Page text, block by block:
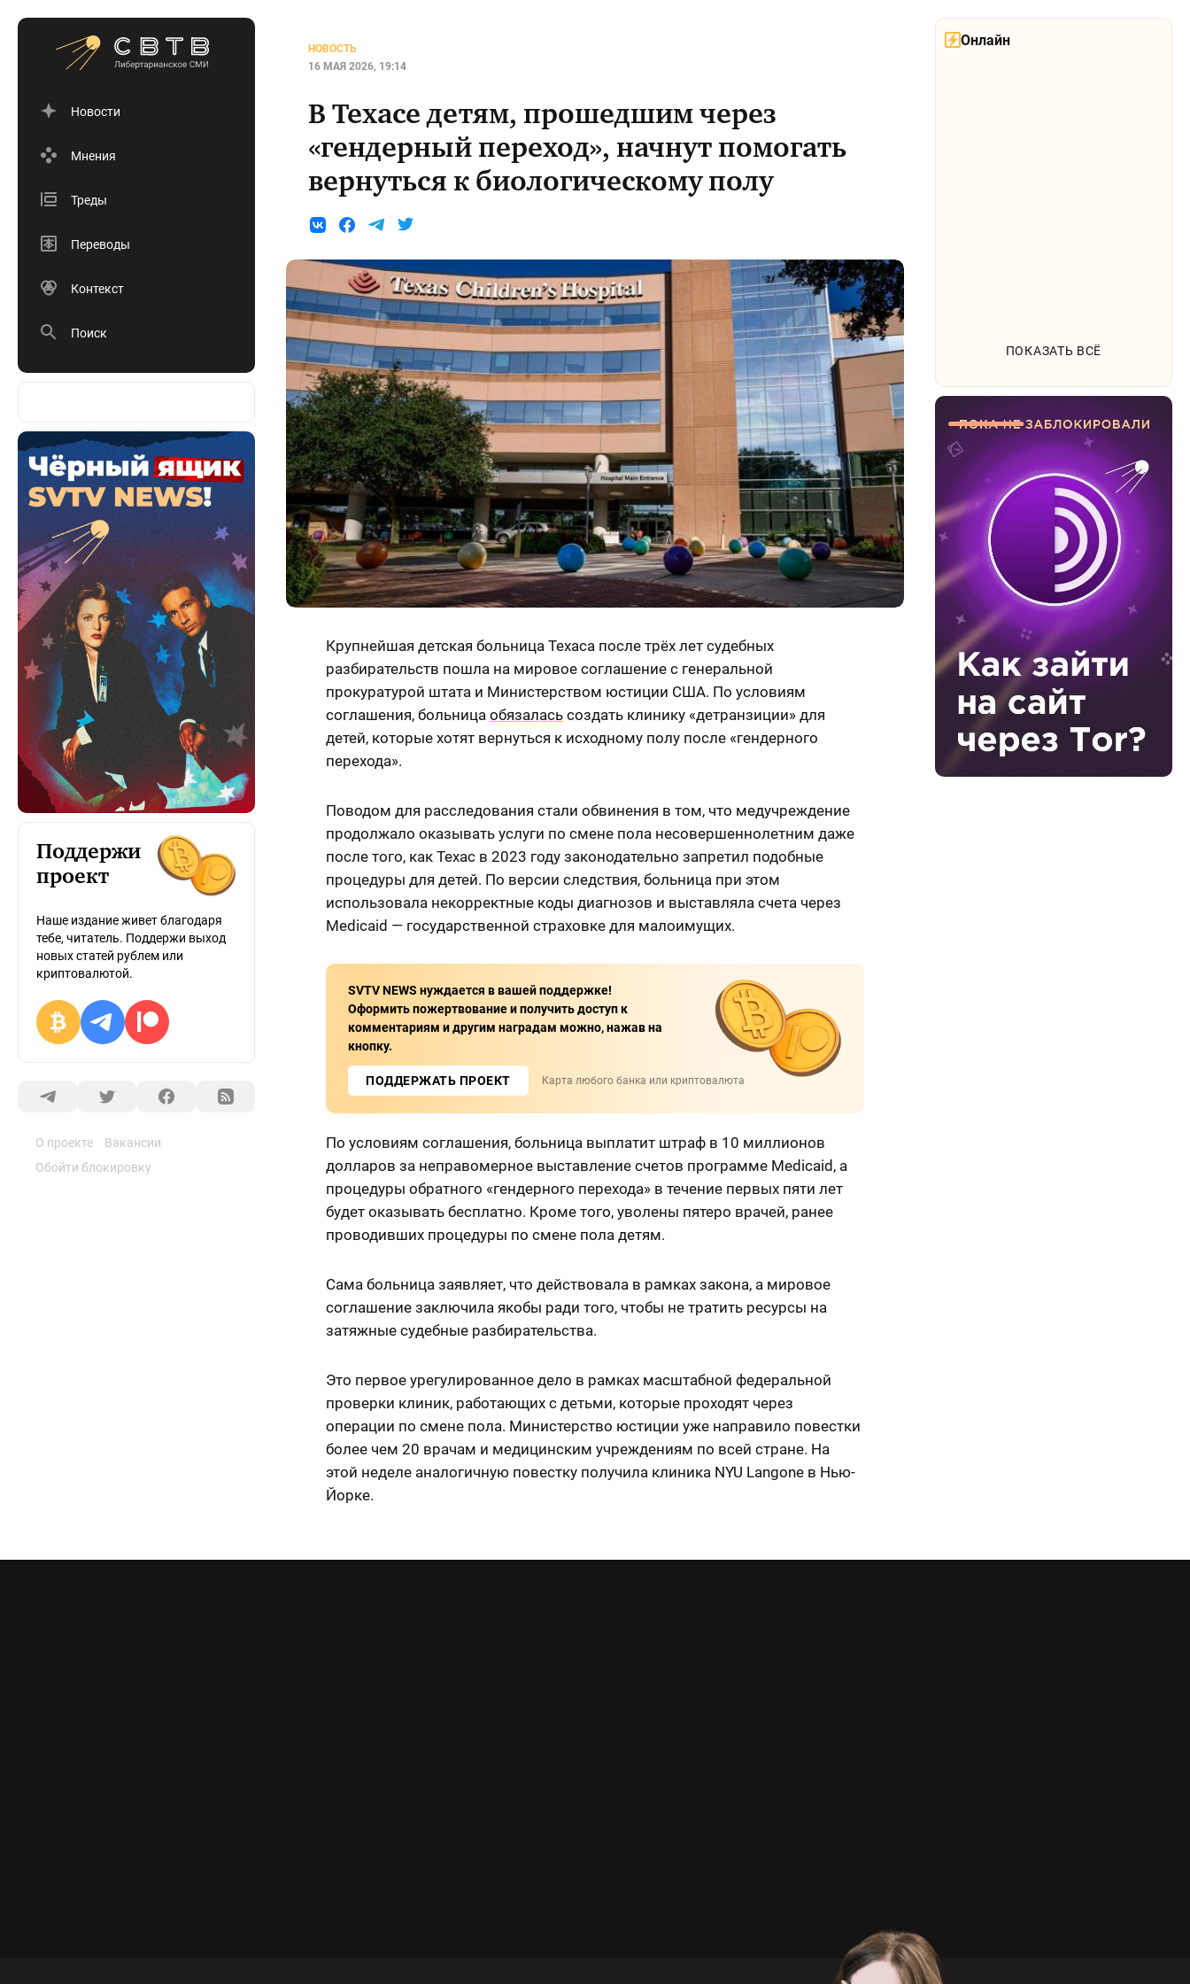
Новости
Мнения
Треды
Переводы
Контекст
Поиск
Поддержи
проект
Наше издание живет благодаря
тебе, читатель. Поддержи выход
новых статей рублем или
криптовалютой.
О проекте
Вакансии
Обойти блокировку
Онлайн
ПОКАЗАТЬ ВСЁ
НОВОСТЬ
16 МАЯ 2026, 19:14
В Техасе детям, прошедшим через
«гендерный переход», начнут помогать
вернуться к биологическому полу
Крупнейшая детская больница Техаса после трёх лет судебных
разбирательств пошла на мировое соглашение с генеральной
прокуратурой штата и Министерством юстиции США. По условиям
соглашения, больница обязалась создать клинику «детранзиции» для
детей, которые хотят вернуться к исходному полу после «гендерного
перехода».
Поводом для расследования стали обвинения в том, что медучреждение
продолжало оказывать услуги по смене пола несовершеннолетним даже
после того, как Техас в 2023 году законодательно запретил подобные
процедуры для детей. По версии следствия, больница при этом
использовала некорректные коды диагнозов и выставляла счета через
Medicaid — государственной страховке для малоимущих.
SVTV NEWS нуждается в вашей поддержке!
Оформить пожертвование и получить доступ к
комментариям и другим наградам можно, нажав на
кнопку.
ПОДДЕРЖАТЬ ПРОЕКТ Карта любого банка или криптовалюта
По условиям соглашения, больница выплатит штраф в 10 миллионов
долларов за неправомерное выставление счетов программе Medicaid, а
процедуры обратного «гендерного перехода» в течение первых пяти лет
будет оказывать бесплатно. Кроме того, уволены пятеро врачей, ранее
проводивших процедуры по смене пола детям.
Сама больница заявляет, что действовала в рамках закона, а мировое
соглашение заключила якобы ради того, чтобы не тратить ресурсы на
затяжные судебные разбирательства.
Это первое урегулированное дело в рамках масштабной федеральной
проверки клиник, работающих с детьми, которые проходят через
операции по смене пола. Министерство юстиции уже направило повестки
более чем 20 врачам и медицинским учреждениям по всей стране. На
этой неделе аналогичную повестку получила клиника NYU Langone в Нью-
Йорке.